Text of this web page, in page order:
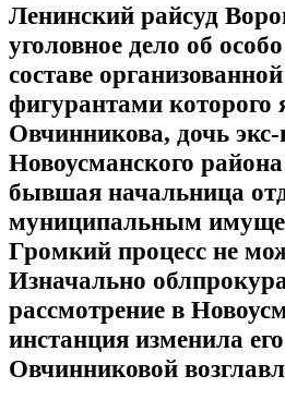
Ленинский райсуд
уголовное дело об
составе
фигурантами
Овчинникова, дочь
Новоусманского
бывшая начальница
муниципальным
Громкий процесс не
Изначально
рассмотрение в
инстанция изменила
Овчинниковой